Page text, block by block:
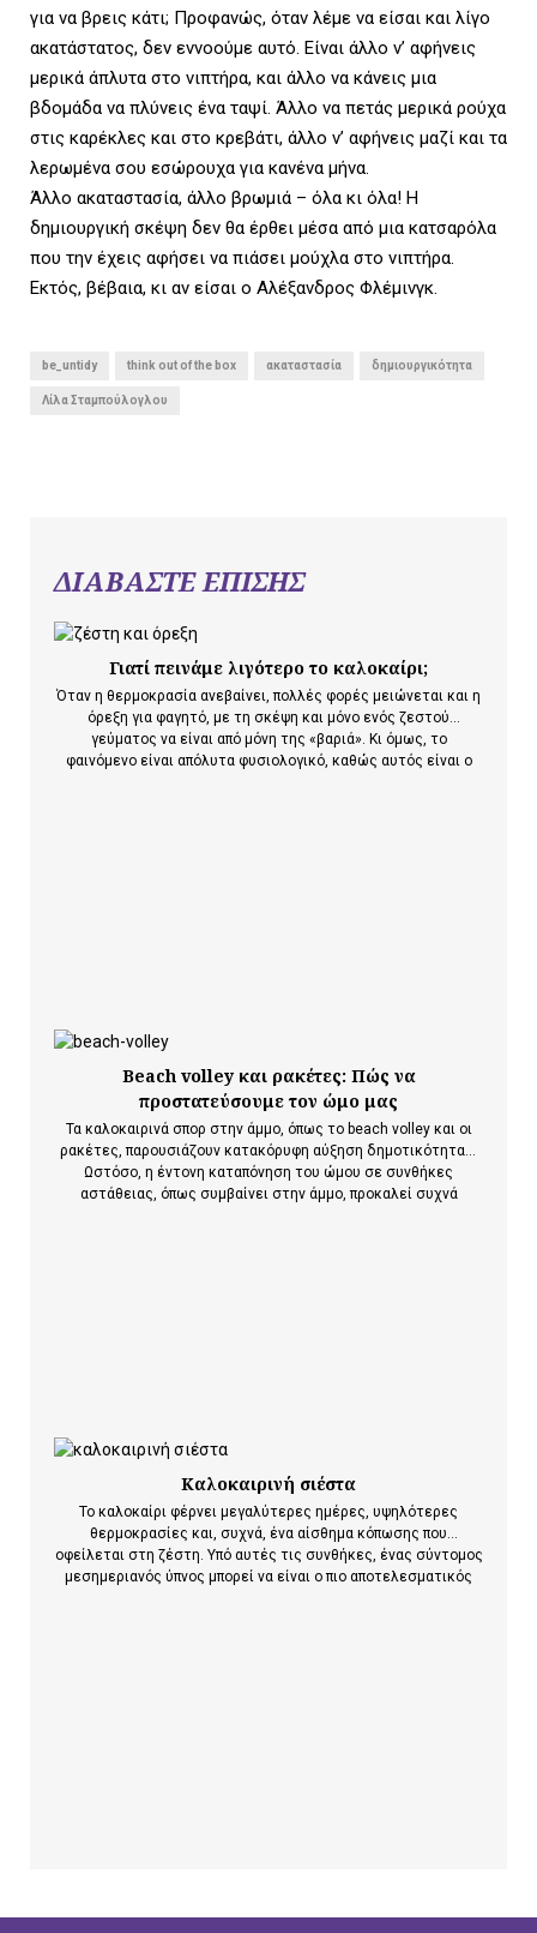
για να βρεις κάτι; Προφανώς, όταν λέμε να είσαι και λίγο
ακατάστατος, δεν εννοούμε αυτό. Είναι άλλο ν’ αφήνεις
μερικά άπλυτα στο νιπτήρα, και άλλο να κάνεις μια
βδομάδα να πλύνεις ένα ταψί. Άλλο να πετάς μερικά ρούχα
στις καρέκλες και στο κρεβάτι, άλλο ν’ αφήνεις μαζί και τα
λερωμένα σου εσώρουχα για κανένα μήνα.
Άλλο ακαταστασία, άλλο βρωμιά – όλα κι όλα! Η
δημιουργική σκέψη δεν θα έρθει μέσα από μια κατσαρόλα
που την έχεις αφήσει να πιάσει μούχλα στο νιπτήρα.
Εκτός, βέβαια, κι αν είσαι ο Αλέξανδρος Φλέμινγκ.
be_untidy think out of the box ακαταστασία δημιουργικότητα
Λίλα Σταμπούλογλου
ΔΙΑΒΑΣΤΕ ΕΠΙΣΗΣ
Γιατί πεινάμε λιγότερο το καλοκαίρι;
Όταν η θερμοκρασία ανεβαίνει, πολλές φορές μειώνεται και η
όρεξη για φαγητό, με τη σκέψη και μόνο ενός ζεστού
γεύματος να είναι από μόνη της «βαριά». Κι όμως, το
φαινόμενο είναι απόλυτα φυσιολογικό, καθώς αυτός είναι ο
Beach volley και ρακέτες: Πώς να
προστατεύσουμε τον ώμο μας
Τα καλοκαιρινά σπορ στην άμμο, όπως το beach volley και οι
ρακέτες, παρουσιάζουν κατακόρυφη αύξηση δημοτικότητας.
Ωστόσο, η έντονη καταπόνηση του ώμου σε συνθήκες
αστάθειας, όπως συμβαίνει στην άμμο, προκαλεί συχνά
Καλοκαιρινή σιέστα
Το καλοκαίρι φέρνει μεγαλύτερες ημέρες, υψηλότερες
θερμοκρασίες και, συχνά, ένα αίσθημα κόπωσης που
οφείλεται στη ζέστη. Υπό αυτές τις συνθήκες, ένας σύντομος
μεσημεριανός ύπνος μπορεί να είναι ο πιο αποτελεσματικός